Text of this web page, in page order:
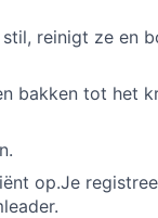
reinigt ze en
bakken tot het
op.Je